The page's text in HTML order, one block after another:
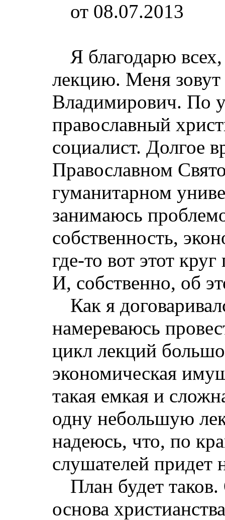
от 08.07.2013
Я благодарю
лекцию. Меня
Владимирович. По
православный
социалист. Долгое
Православном
гуманитарном
занимаюсь
собственность,
где-то вот этот
И, собственно, об
Как я
намереваюсь
цикл лекций
экономическая
такая емкая и
одну небольшую
надеюсь, что, по
слушателей
План будет
основа